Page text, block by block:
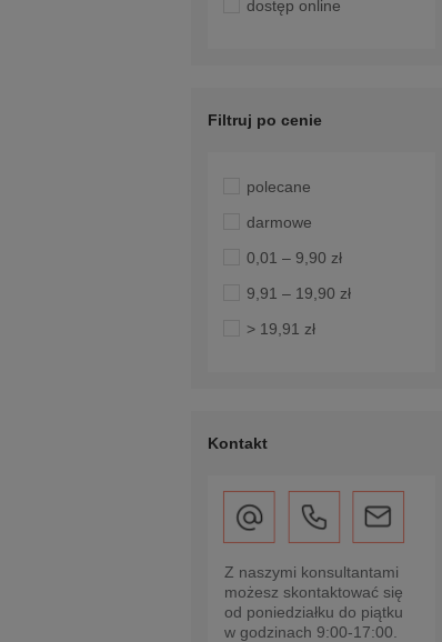
dostęp online
Filtruj po cenie
polecane
darmowe
0,01 – 9,90 zł
9,91 – 19,90 zł
> 19,91 zł
Kontakt
Z naszymi konsultantami
możesz skontaktować się
od poniedziałku do piątku
w godzinach 9:00-17:00.